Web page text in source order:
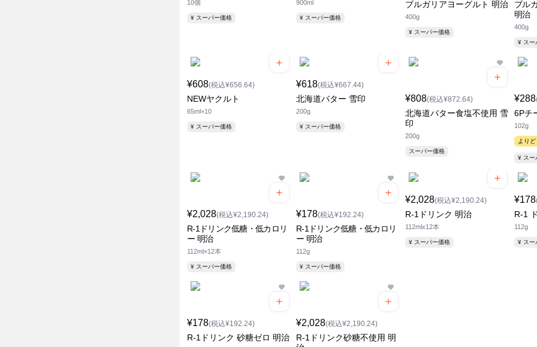
10個
¥ スーパー価格
900ml
¥ スーパー価格
ブルガリアヨーグルト 明治
400g
¥ スーパー価格
ブル
明治
400g
¥ ス
¥608(税込¥656.64)
NEWヤクルト
65ml×10
¥ スーパー価格
¥618(税込¥667.44)
北海道バター 雪印
200g
¥ スーパー価格
¥808(税込¥872.64)
北海道バター食塩不使用 雪
印
200g
スーパー価格
¥288
6Pチ
102g
より
¥ ス
¥2,028(税込¥2,190.24)
R-1ドリンク低糖・低カロリ
ー 明治
112ml×12本
¥ スーパー価格
¥178(税込¥192.24)
R-1ドリンク低糖・低カロリ
ー 明治
112g
¥ スーパー価格
¥2,028(税込¥2,190.24)
R-1ドリンク 明治
112mlx12本
¥ スーパー価格
¥178
R-1
112g
¥ ス
¥178(税込¥192.24)
R-1ドリンク 砂糖ゼロ 明治
¥2,028(税込¥2,190.24)
R-1ドリンク砂糖不使用 明